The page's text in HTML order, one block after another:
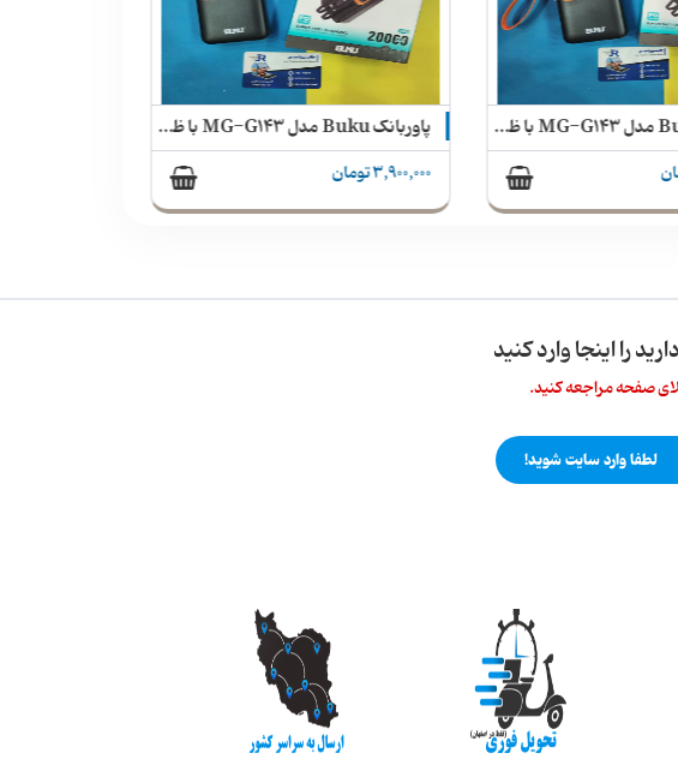
پاوربانک Buku مدل MG-G143 با ظرفیت 30000mAh توان 22.5 وات و نمایشگر LCD دو کابل سرخود پاوربانک Buku مدل MG-G143 با ظرفیت 20000mAh توان 22.5 وات و نمایشگر LCD دو کابل سرخود
3,900,000 تومان
را اینجا وارد کنید
صفحه مراجعه کنید.
لطفا وارد سایت شوید!